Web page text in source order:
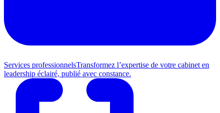
Services professionnelsTransformez l’expertise de votre cabinet en
leadership éclairé, publié avec constance.